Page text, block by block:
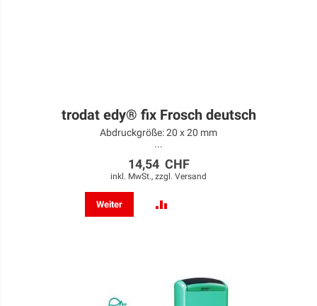
trodat edy® fix Frosch deutsch
Abdruckgröße: 20 x 20 mm
...
14,54 CHF
inkl. MwSt., zzgl. Versand
Weiter